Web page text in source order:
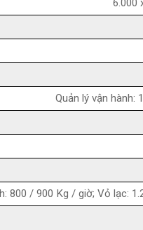
6.000
Quản lý vận hành:
800 / 900 Kg / giờ; Vỏ lạc: